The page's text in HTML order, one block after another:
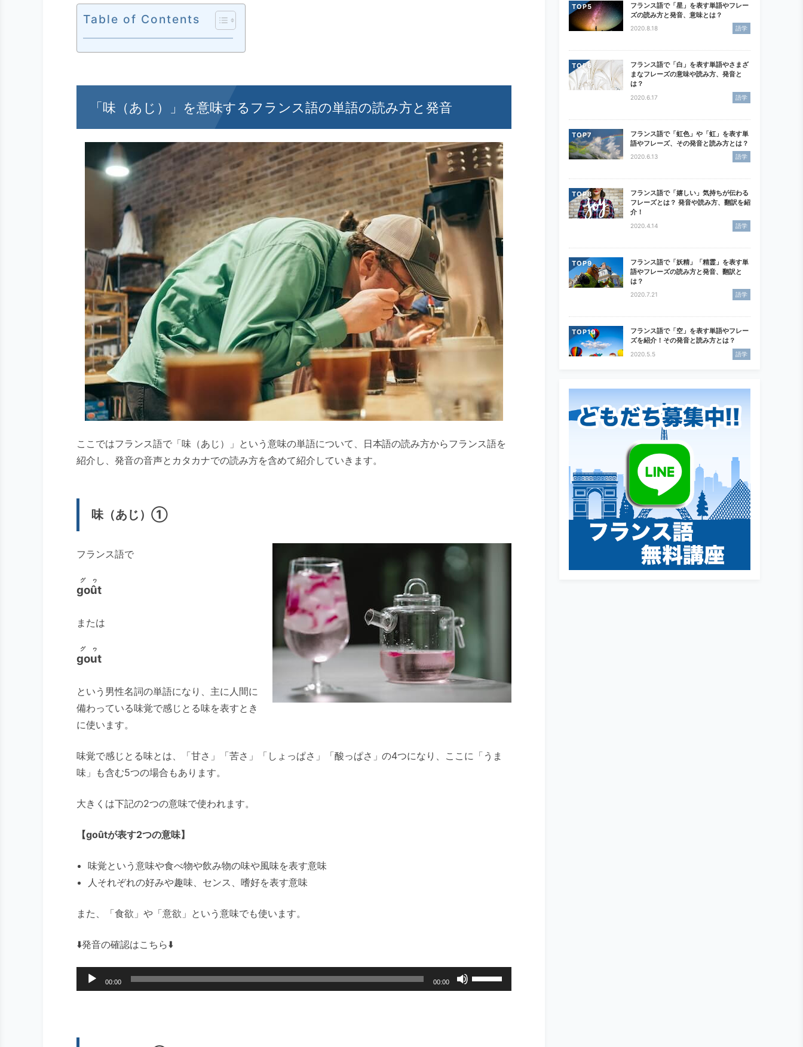
Table of Contents
「味（あじ）」を意味するフランス語の単語の読み方と発音
ここではフランス語で「味（あじ）」という意味の単語について、日本語の読み方からフランス語を
紹介し、発音の音声とカタカナでの読み方を含めて紹介していきます。
味（あじ）①
フランス語で
goût
グゥ
または
gout
グゥ
という男性名詞の単語になり、主に人間に
備わっている味覚で感じとる味を表すとき
に使います。
味覚で感じとる味とは、「甘さ」「苦さ」「しょっぱさ」「酸っぱさ」の4つになり、ここに「うま
味」も含む5つの場合もあります。
大きくは下記の2つの意味で使われます。
【goûtが表す2つの意味】
味覚という意味や食べ物や飲み物の味や風味を表す意味
人それぞれの好みや趣味、センス、嗜好を表す意味
また、「食欲」や「意欲」という意味でも使います。
⬇️発音の確認はこちら⬇️
声
00:00 00:00
ボ
リ
TOP
フランス語で「星」を表す単語やフレー
ズの読み方と発音、意味とは？
2020.8.18 語学
TOP
フランス語で「白」を表す単語やさまざ
まなフレーズの意味や読み方、発音と
は？
2020.6.17 語学
TOP
フランス語で「虹色」や「虹」を表す単
語やフレーズ、その発音と読み方とは？
2020.6.13 語学
TOP
フランス語で「嬉しい」気持ちが伝わる
フレーズとは？ 発音や読み方、翻訳を紹
介！
2020.4.14 語学
TOP
フランス語で「妖精」「精霊」を表す単
語やフレーズの読み方と発音、翻訳と
は？
2020.7.21 語学
TOP
フランス語で「空」を表す単語やフレー
ズを紹介！その発音と読み方とは？
2020.5.5 語学